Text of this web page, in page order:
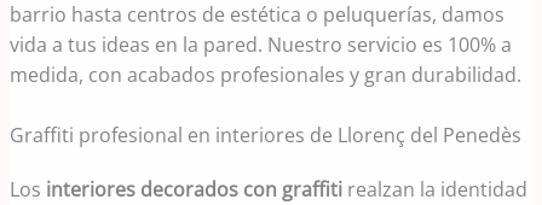
barrio hasta centros de estética o peluquerías, damos
vida a tus ideas en la pared. Nuestro servicio es 100% a
medida, con acabados profesionales y gran durabilidad.
Graffiti profesional en interiores de Llorenç del Penedès
Los interiores decorados con graffiti realzan la identidad